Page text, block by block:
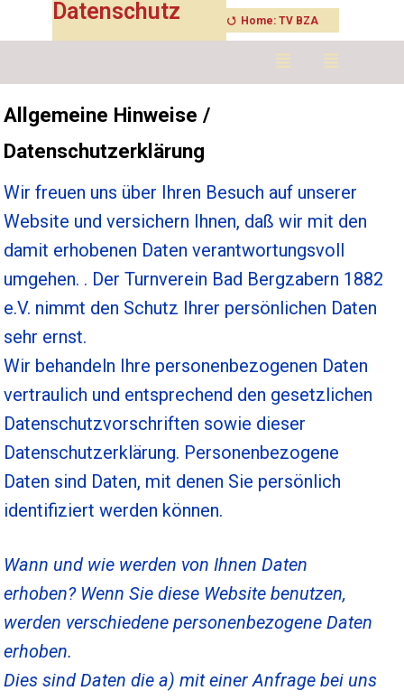
Datenschutz ⭯
Allgemeine Hinweise /
Datenschutzerklärung
Wir freuen uns über Ihren Besuch auf unserer
Website und versichern Ihnen, daß wir mit den
damit erhobenen Daten verantwortungsvoll
umgehen. . Der Turnverein Bad Bergzabern 1882
e.V. nimmt den Schutz Ihrer persönlichen Daten
sehr ernst.
Wir behandeln Ihre personenbezogenen Daten
vertraulich und entsprechend den gesetzlichen
Datenschutzvorschriften sowie dieser
Datenschutzerklärung. Personenbezogene
Daten sind Daten, mit denen Sie persönlich
identifiziert werden können.
Wann und wie werden von Ihnen Daten
erhoben?Wenn Sie diese Website benutzen,
werden verschiedene personenbezogene Daten
erhoben.
Dies sind Daten die a) mit einer Anfrage bei uns